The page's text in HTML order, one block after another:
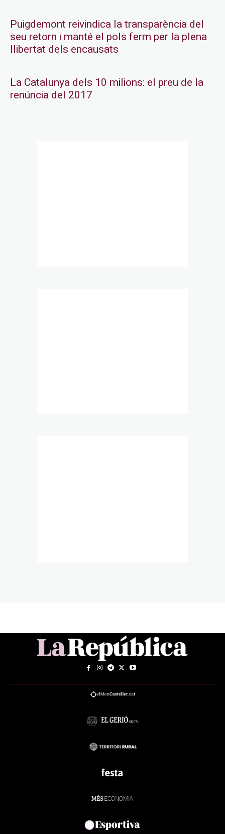
Puigdemont reivindica la transparència del
seu retorn i manté el pols ferm per la plena
llibertat dels encausats
La Catalunya dels 10 milions: el preu de la
renúncia del 2017